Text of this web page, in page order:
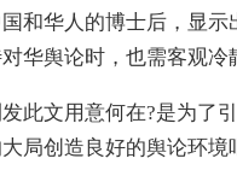
和华人的博士后，显
华舆论时，也需客观冷
文用意何在?是为了
局创造良好的舆论环